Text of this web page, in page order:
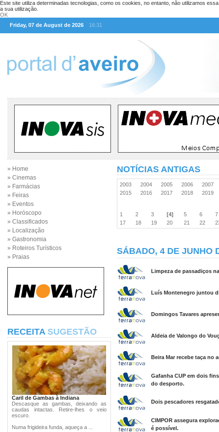
Este site utiliza determinadas tecnologias, como os cookies, no entanto, não utilizamos
a sua utilização.
OK
Friday, 07 de August de 2026
16:31
» Home
» Cinemas
» Farmácias
» Feiras
» Eventos
» Horóscopo
» Classificados
» Localização
» Gastronomia
» Roteiros Turísticos
» Praias
RECEITA SUGESTÃO
Caril de Gambas à Indiana
Descasque as gambas, deixando as
caudas intactas. Retire-lhes o veio
escuro.
Numa frigideira funda, aqueça a ...
NOTÍCIAS ANTIGAS
2003 2004 2005 2006
2007
2015
2016 2017 2018 2019
1 2 3 [4] 5 6
17
18 19 20 21 22
SÁBADO, 4 DE JUNHO
Limpeza de passadiços
Luís Montenegro juntou
Domingos Tavares
Aldeia de Valongo do
Beira Mar recebe taça no
Gafanha CUP em dois
do desporto.
Dois pescadores
CIMPOR assegura
é possível.